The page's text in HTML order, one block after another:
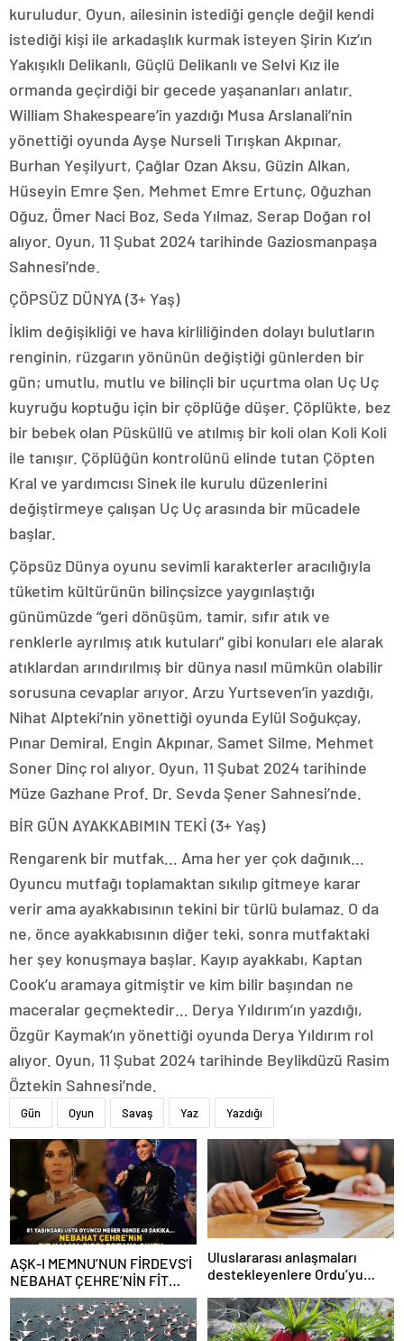
kuruludur. Oyun, ailesinin istediği gençle değil kendi
istediği kişi ile arkadaşlık kurmak isteyen Şirin Kız’ın
Yakışıklı Delikanlı, Güçlü Delikanlı ve Selvi Kız ile
ormanda geçirdiği bir gecede yaşananları anlatır.
William Shakespeare’in yazdığı Musa Arslanali’nin
yönettiği oyunda Ayşe Nurseli Tırışkan Akpınar,
Burhan Yeşilyurt, Çağlar Ozan Aksu, Güzin Alkan,
Hüseyin Emre Şen, Mehmet Emre Ertunç, Oğuzhan
Oğuz, Ömer Naci Boz, Seda Yılmaz, Serap Doğan rol
alıyor. Oyun, 11 Şubat 2024 tarihinde Gaziosmanpaşa
Sahnesi’nde.
ÇÖPSÜZ DÜNYA (3+ Yaş)
İklim değişikliği ve hava kirliliğinden dolayı bulutların
renginin, rüzgarın yönünün değiştiği günlerden bir
gün; umutlu, mutlu ve bilinçli bir uçurtma olan Uç Uç
kuyruğu koptuğu için bir çöplüğe düşer. Çöplükte, bez
bir bebek olan Püsküllü ve atılmış bir koli olan Koli Koli
ile tanışır. Çöplüğün kontrolünü elinde tutan Çöpten
Kral ve yardımcısı Sinek ile kurulu düzenlerini
değiştirmeye çalışan Uç Uç arasında bir mücadele
başlar.
Çöpsüz Dünya oyunu sevimli karakterler aracılığıyla
tüketim kültürünün bilinçsizce yaygınlaştığı
günümüzde “geri dönüşüm, tamir, sıfır atık ve
renklerle ayrılmış atık kutuları” gibi konuları ele alarak
atıklardan arındırılmış bir dünya nasıl mümkün olabilir
sorusuna cevaplar arıyor. Arzu Yurtseven’in yazdığı,
Nihat Alpteki’nin yönettiği oyunda Eylül Soğukçay,
Pınar Demiral, Engin Akpınar, Samet Silme, Mehmet
Soner Dinç rol alıyor. Oyun, 11 Şubat 2024 tarihinde
Müze Gazhane Prof. Dr. Sevda Şener Sahnesi’nde.
BİR GÜN AYAKKABIMIN TEKİ (3+ Yaş)
Rengarenk bir mutfak… Ama her yer çok dağınık…
Oyuncu mutfağı toplamaktan sıkılıp gitmeye karar
verir ama ayakkabısının tekini bir türlü bulamaz. O da
ne, önce ayakkabısının diğer teki, sonra mutfaktaki
her şey konuşmaya başlar. Kayıp ayakkabı, Kaptan
Cook’u aramaya gitmiştir ve kim bilir başından ne
maceralar geçmektedir… Derya Yıldırım’ın yazdığı,
Özgür Kaymak’ın yönettiği oyunda Derya Yıldırım rol
alıyor. Oyun, 11 Şubat 2024 tarihinde Beylikdüzü Rasim
Öztekin Sahnesi’nde.
Gün Oyun Savaş Yaz Yazdığı
AŞK-I MEMNU’NUN FİRDEVS’İ
NEBAHAT ÇEHRE’NİN FİT
KALMA SIRRI! 81 yaşındaki
ünlü oyuncu meğer günde 40
dakika…
Uluslararası anlaşmaları
destekleyenlere Ordu’yu